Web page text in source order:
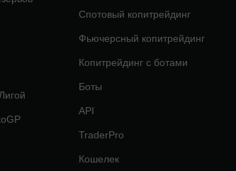
Спотовый копитрейдинг
Фьючерсный копитрейдинг
Копитрейдинг с ботами
Боты
API
TraderPro
Кошелек